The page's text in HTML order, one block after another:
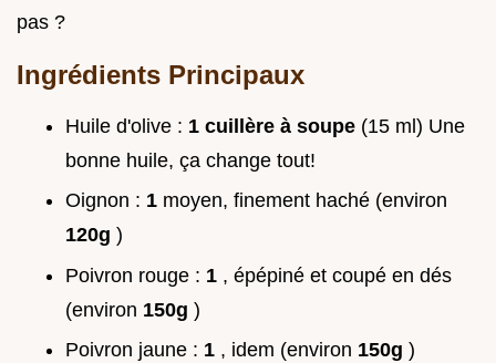
pas ?
Ingrédients Principaux
Huile d'olive : 1 cuillère à soupe (15 ml) Une
bonne huile, ça change tout!
Oignon : 1 moyen, finement haché (environ
120g )
Poivron rouge : 1 , épépiné et coupé en dés
(environ 150g )
Poivron jaune : 1 , idem (environ 150g )